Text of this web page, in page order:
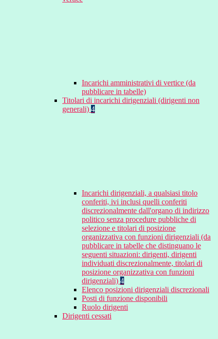
Incarichi amministrativi di vertice (da
pubblicare in tabelle)
Titolari di incarichi dirigenziali (dirigenti non
generali) 4
Incarichi dirigenziali, a qualsiasi titolo
conferiti, ivi inclusi quelli conferiti
discrezionalmente dall'organo di indirizzo
politico senza procedure pubbliche di
selezione e titolari di posizione
organizzativa con funzioni dirigenziali (da
pubblicare in tabelle che distinguano le
seguenti situazioni: dirigenti, dirigenti
individuati discrezionalmente, titolari di
posizione organizzativa con funzioni
dirigenziali) 4
Elenco posizioni dirigenziali discrezionali
Posti di funzione disponibili
Ruolo dirigenti
Dirigenti cessati